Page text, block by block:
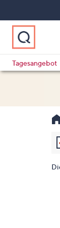
springen
Tagesangebot